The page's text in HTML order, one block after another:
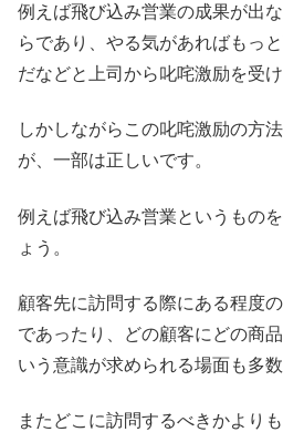
例えば飛び込み営業の成果が出
らであり、やる気があればもっ
だなどと上司から叱咤激励を受け
しかしながらこの叱咤激励の方
が、一部は正しいです。
例えば飛び込み営業というもの
ょう。
顧客先に訪問する際にある程度
であったり、どの顧客にどの商
いう意識が求められる場面も多数
またどこに訪問するべきかより